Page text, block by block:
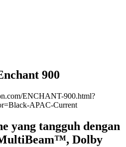
900
ENCHANT-900.html?
APAC-Current
yang tangguh dengan
Dolby